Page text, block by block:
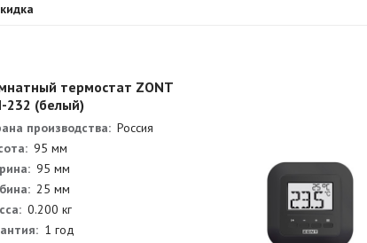
термостат ZONT
232 (белый)
производства: Россия
95 мм
95 мм
25 мм
0.200 кг
1 год